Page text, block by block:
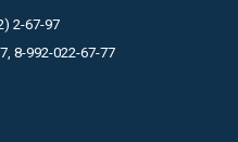
2-67-97
8-992-022-67-77